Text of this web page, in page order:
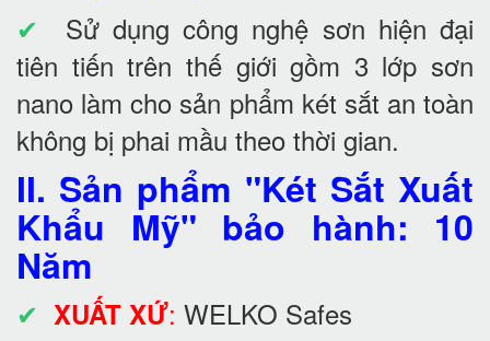
✔ Sử dụng công nghệ sơn hiện đại
tiên tiến trên thế giới gồm 3 lớp sơn
nano làm cho sản phẩm két sắt an toàn
không bị phai mầu theo thời gian.
II. Sản phẩm "Két Sắt Xuất
Khẩu Mỹ" bảo hành: 10
Năm
✔ XUẤT XỨ: WELKO Safes